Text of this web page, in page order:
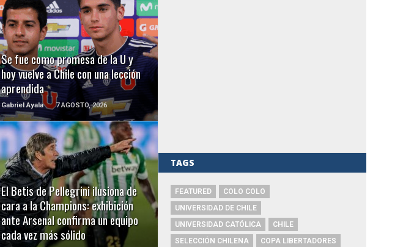
Se fue como promesa de la U y
hoy vuelve a Chile con una lección
aprendida
Gabriel Ayala 7 AGOSTO, 2026
LEER MÁS
El Betis de Pellegrini ilusiona de
cara a la Champions: exhibición
ante Arsenal confirma un equipo
cada vez más sólido
LEER MÁS
TAGS
FEATURED
COLO COLO
UNIVERSIDAD DE CHILE
UNIVERSIDAD CATÓLICA
CHILE
SELECCIÓN CHILENA
COPA LIBERTADORES